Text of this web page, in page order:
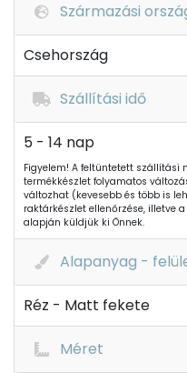
Származási
Csehország
Szállítási idő
5 - 14 nap
Figyelem! A feltüntetett szállítási
termékkészlet folyamatos
változhat (kevesebb és több is
raktárkészlet ellenőrzése, illetve
alapján küldjük ki Önnek.
Alapanyag -
Réz - Matt fekete
Méret